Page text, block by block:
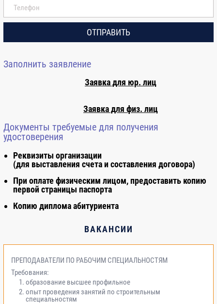
- Приборный учет потребления
установки и использования;
4
- Инструментальный энергоаудит ;
- Методика проведения
инструментального обследования
при энергетическом обследовании;
2
энергетических обследований:
энергосберегающих программ при
проведении энергетических
обследований;
ОТПРАВИТЬ
Заполнить заявление
Заявка для юр. лиц
Заявка для физ. лиц
Документы требуемые для получения
удостоверения
Реквизиты организации
(для выставления счета и составления договора)
При оплате физическим лицом, предоставить копию
первой страницы паспорта
Копию диплома абитуриента
ВАКАНСИИ
ПРЕПОДАВАТЕЛИ ПО РАБОЧИМ СПЕЦИАЛЬНОСТЯМ
Требования:
образование высшее профильное
опыт проведения занятий по строительным
специальностям